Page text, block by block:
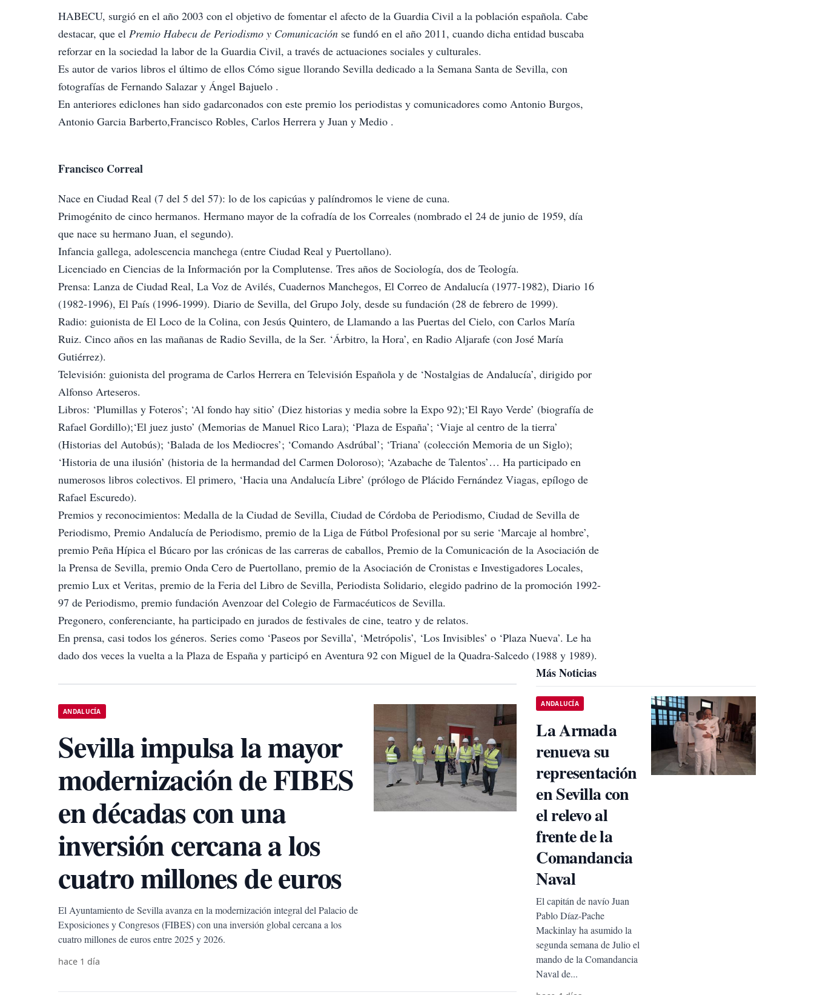
HABECU, surgió en el año 2003 con el objetivo de fomentar el afecto de la Guardia Civil a la población española. Cabe
destacar, que el Premio Habecu de Periodismo y Comunicación se fundó en el año 2011, cuando dicha entidad buscaba
reforzar en la sociedad la labor de la Guardia Civil, a través de actuaciones sociales y culturales.
Es autor de varios libros el último de ellos Cómo sigue llorando Sevilla dedicado a la Semana Santa de Sevilla, con
fotografías de Fernando Salazar y Ángel Bajuelo .
En anteriores ediclones han sido gadarconados con este premio los periodistas y comunicadores como Antonio Burgos,
Antonio Garcia Barberto,Francisco Robles, Carlos Herrera y Juan y Medio .
Francisco Correal
Nace en Ciudad Real (7 del 5 del 57): lo de los capicúas y palíndromos le viene de cuna.
Primogénito de cinco hermanos. Hermano mayor de la cofradía de los Correales (nombrado el 24 de junio de 1959, día
que nace su hermano Juan, el segundo).
Infancia gallega, adolescencia manchega (entre Ciudad Real y Puertollano).
Licenciado en Ciencias de la Información por la Complutense. Tres años de Sociología, dos de Teología.
Prensa: Lanza de Ciudad Real, La Voz de Avilés, Cuadernos Manchegos, El Correo de Andalucía (1977-1982), Diario 16
(1982-1996), El País (1996-1999). Diario de Sevilla, del Grupo Joly, desde su fundación (28 de febrero de 1999).
Radio: guionista de El Loco de la Colina, con Jesús Quintero, de Llamando a las Puertas del Cielo, con Carlos María
Ruiz. Cinco años en las mañanas de Radio Sevilla, de la Ser. ‘Árbitro, la Hora’, en Radio Aljarafe (con José María
Gutiérrez).
Televisión: guionista del programa de Carlos Herrera en Televisión Española y de ‘Nostalgias de Andalucía’, dirigido por
Alfonso Arteseros.
Libros: ‘Plumillas y Foteros’; ‘Al fondo hay sitio’ (Diez historias y media sobre la Expo 92);‘El Rayo Verde’ (biografía de
Rafael Gordillo);‘El juez justo’ (Memorias de Manuel Rico Lara); ‘Plaza de España’; ‘Viaje al centro de la tierra’
(Historias del Autobús); ‘Balada de los Mediocres’; ‘Comando Asdrúbal’; ‘Triana’ (colección Memoria de un Siglo);
‘Historia de una ilusión’ (historia de la hermandad del Carmen Doloroso); ‘Azabache de Talentos’… Ha participado en
numerosos libros colectivos. El primero, ‘Hacia una Andalucía Libre’ (prólogo de Plácido Fernández Viagas, epílogo de
Rafael Escuredo).
Premios y reconocimientos: Medalla de la Ciudad de Sevilla, Ciudad de Córdoba de Periodismo, Ciudad de Sevilla de
Periodismo, Premio Andalucía de Periodismo, premio de la Liga de Fútbol Profesional por su serie ‘Marcaje al hombre’,
premio Peña Hípica el Búcaro por las crónicas de las carreras de caballos, Premio de la Comunicación de la Asociación de
la Prensa de Sevilla, premio Onda Cero de Puertollano, premio de la Asociación de Cronistas e Investigadores Locales,
premio Lux et Veritas, premio de la Feria del Libro de Sevilla, Periodista Solidario, elegido padrino de la promoción 1992-
97 de Periodismo, premio fundación Avenzoar del Colegio de Farmacéuticos de Sevilla.
Pregonero, conferenciante, ha participado en jurados de festivales de cine, teatro y de relatos.
En prensa, casi todos los géneros. Series como ‘Paseos por Sevilla’, ‘Metrópolis’, ‘Los Invisibles’ o ‘Plaza Nueva’. Le ha
dado dos veces la vuelta a la Plaza de España y participó en Aventura 92 con Miguel de la Quadra-Salcedo (1988 y 1989).
ANDALUCÍA
Sevilla impulsa la mayor
modernización de FIBES
en décadas con una
inversión cercana a los
cuatro millones de euros
El Ayuntamiento de Sevilla avanza en la modernización integral del Palacio de
Exposiciones y Congresos (FIBES) con una inversión global cercana a los
cuatro millones de euros entre 2025 y 2026.
hace 1 día
Más Noticias
ANDALUCÍA
La Armada
renueva su
representación
en Sevilla con
el relevo al
frente de la
Comandancia
Naval
El capitán de navío Juan
Pablo Díaz-Pache
Mackinlay ha asumido la
segunda semana de Julio el
mando de la Comandancia
Naval de...